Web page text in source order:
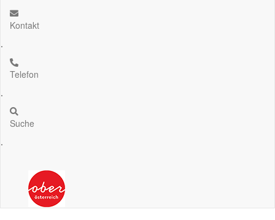
Kontakt
.
Telefon
.
Suche
.